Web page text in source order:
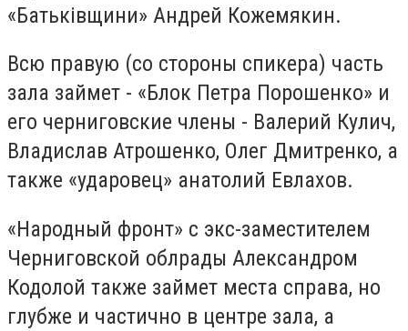
«Батьківщини» Андрей Кожемякин.
Всю правую (со стороны спикера) часть
зала займет - «Блок Петра Порошенко» и
его черниговские члены - Валерий Кулич,
Владислав Атрошенко, Олег Дмитренко, а
также «ударовец» анатолий Евлахов.
«Народный фронт» с экс-заместителем
Черниговской облрады Александром
Кодолой также займет места справа, но
глубже и частично в центре зала, а